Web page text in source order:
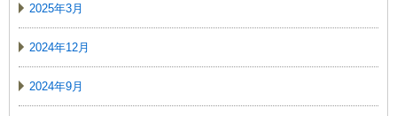
2025年3月
2024年12月
2024年9月